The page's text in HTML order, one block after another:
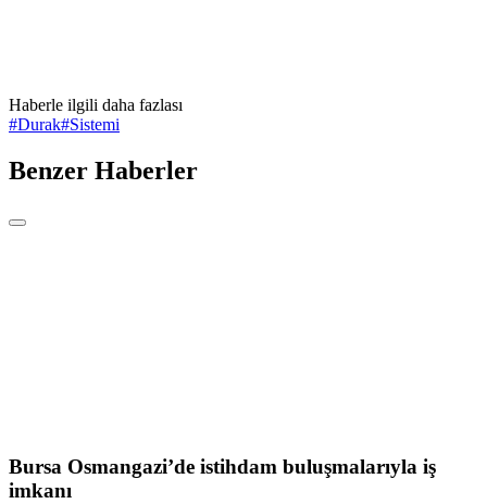
Haberle ilgili daha fazlası
#Durak#Sistemi
Benzer Haberler
Bursa Osmangazi’de istihdam buluşmalarıyla iş
imkanı